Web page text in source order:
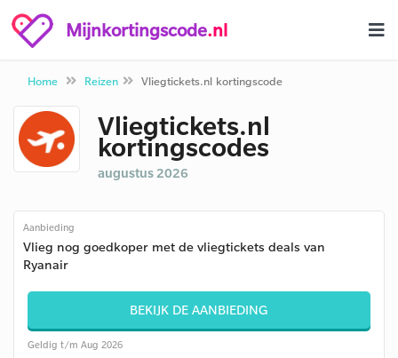
Mijnkortingscode.nl
Home Reizen Vliegtickets.nl kortingscode
Vliegtickets.nl
kortingscodes
augustus 2026
Aanbieding
Vlieg nog goedkoper met de vliegtickets deals van
Ryanair
BEKIJK DE AANBIEDING
Geldig t/m Aug 2026